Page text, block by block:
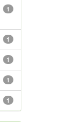
1
1
1
1
1